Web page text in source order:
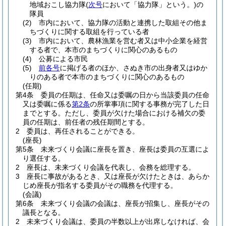
地域おこし協力隊(次号において「協力隊」という。)の
隊員
(2)
市内において、協力隊の活動と連携した取組その他ま
ちづくりに関する取組を行っている者
(3)
市内において、農林漁業を営む者又は中小企業を経営
する者で、本市のまちづくりに関心のあるもの
(4)
公募による市民
(5)
前各号に掲げる者のほか、さぬき市の出身者又はゆか
りのある者で本市のまちづくりに関心のあるもの
(任期)
第4条
委員の任期は、任命又は委嘱の日から当該委員の任命
又は委嘱に係る第2条の所掌事項に関する事務が完了した日
までとする。 ただし、委員が欠けた場合における補欠の委
員の任期は、前任者の残任期間とする。
2
委員は、再任されることができる。
(座長)
第5条
未来づくり会議に座長を置き、座長は委員の互選によ
り選任する。
2
座長は、未来づくり会議を代表し、会務を総理する。
3
座長に事故があるとき、又は座長が欠けたときは、あらか
じめ座長が指名する委員がその職務を代理する。
(会議)
第6条
未来づくり会議の会議は、座長が招集し、座長がその
議長となる。
2
未来づくり会議は、委員の半数以上が出席しなければ、会